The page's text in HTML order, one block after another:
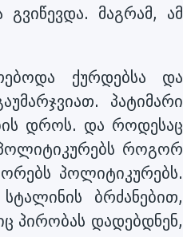
მაგრამ, ამ
ქურდებსა და
პატიმარი
დროს. და როდესაც
როგორ
პოლიტიკურებს.
ბრძანებით,
პირობას დადებდნენ,